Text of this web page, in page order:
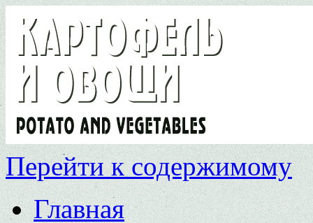
Перейти к содержимому
Главная